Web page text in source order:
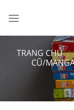
đến
TRANG CHỦ /
CŨ/